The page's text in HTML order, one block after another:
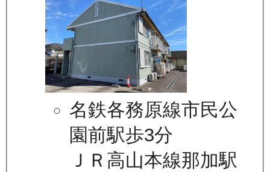
名鉄各務原線市民公
園前駅歩3分
ＪＲ高山本線那加駅